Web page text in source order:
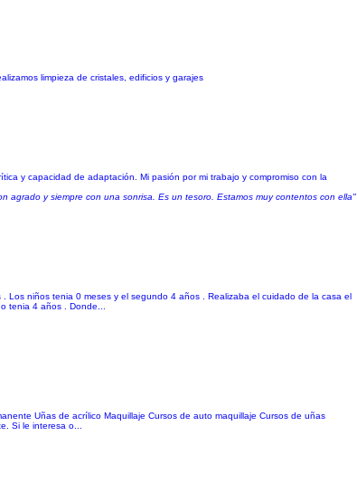
limpieza de cristales, edificios y garajes
y capacidad de adaptación. Mi pasión por mi trabajo y compromiso con la
agrado y siempre con una sonrisa. Es un tesoro. Estamos muy contentos con ella"
Los niños tenia 0 meses y el segundo 4 años . Realizaba el cuidado de la casa el
tenia 4 años . Donde...
Uñas de acrílico Maquillaje Cursos de auto maquillaje Cursos de uñas
Si le interesa o...